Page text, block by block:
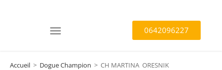
0642096227
Accueil > Dogue Champion > CH MARTINA ORESNIK